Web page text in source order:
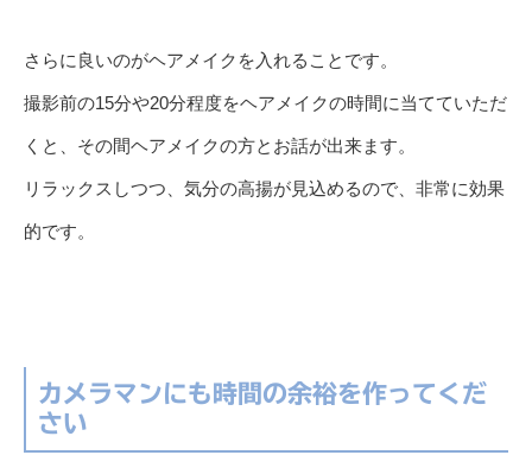
さらに良いのがヘアメイクを入れることです。
撮影前の15分や20分程度をヘアメイクの時間に当てていただ
くと、その間ヘアメイクの方とお話が出来ます。
リラックスしつつ、気分の高揚が見込めるので、非常に効果
的です。
カメラマンにも時間の余裕を作ってくだ
さい